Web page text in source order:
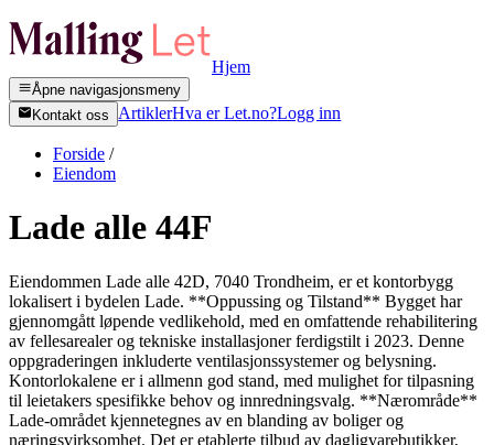
Hjem
Åpne navigasjonsmeny
Kontakt oss
ArtiklerHva er Let.no?Logg inn
Forside /
Eiendom
Lade alle 44F
Eiendommen Lade alle 42D, 7040 Trondheim, er et kontorbygg
lokalisert i bydelen Lade. **Oppussing og Tilstand** Bygget har
gjennomgått løpende vedlikehold, med en omfattende rehabilitering
av fellesarealer og tekniske installasjoner ferdigstilt i 2023. Denne
oppgraderingen inkluderte ventilasjonssystemer og belysning.
Kontorlokalene er i allmenn god stand, med mulighet for tilpasning
til leietakers spesifikke behov og innredningsvalg. **Nærområde**
Lade-området kjennetegnes av en blanding av boliger og
næringsvirksomhet. Det er etablerte tilbud av dagligvarebutikker,